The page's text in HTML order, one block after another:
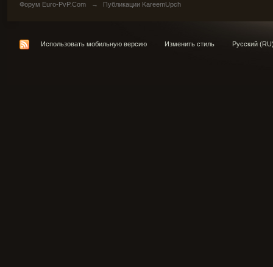
Форум Euro-PvP.Com → Публикации KareemUpch
Использовать мобильную версию Изменить стиль Русский